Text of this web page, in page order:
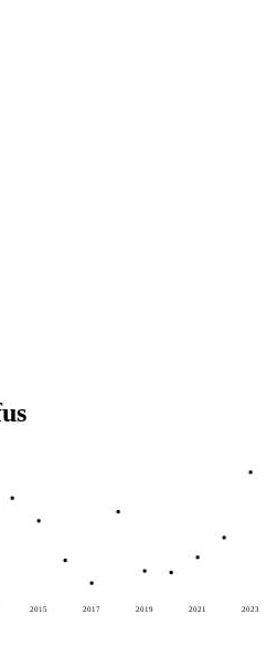
2015 2017 2019 2021 2023